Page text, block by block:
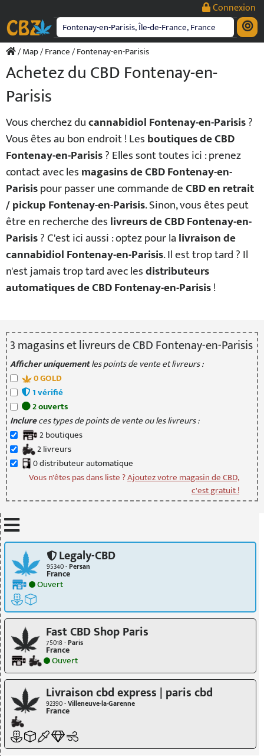
contenu
Connexion
/Map/France/ Fontenay-en-Parisis
Achetez du CBD Fontenay-en-
Parisis
Vous cherchez ducannabidiol Fontenay-en-Parisis?
Vous êtes au bon endroit ! Lesboutiques de CBD
Fontenay-en-Parisis? Elles sont toutes ici : prenez
contact avec lesmagasins de CBD Fontenay-en-
Parisispour passer une commande deCBD en retrait
/ pickup Fontenay-en-Parisis. Sinon, vous êtes peut
être en recherche deslivreurs de CBD Fontenay-en-
Parisis? C'est ici aussi : optez pour lalivraison de
cannabidiol Fontenay-en-Parisis. Il est trop tard ? Il
n'est jamais trop tard avec lesdistributeurs
automatiques de CBD Fontenay-en-Parisis!
3magasinset livreursde CBD Fontenay-en-Parisis
Afficher uniquementles points de vente et livreurs :
0GOLD
1vérifié
2ouverts
Inclureces types de points de vente ou les livreurs :
2boutiques
2livreurs
0distributeurautomatique
Vous n'êtes pas dans liste ?Ajoutez votre magasin de CBD,
c'est gratuit !
Legaly-CBD
95340 -Persan
France
Ouvert
Fast CBD Shop Paris
75018 -Paris
France
Ouvert
Livraison cbd express | paris cbd
92390 -Villeneuve-la-Garenne
France